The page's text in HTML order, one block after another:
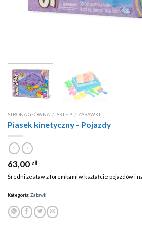
STRONA GŁÓWNA / SKLEP / ZABAWKI
Piasek kinetyczny – Pojazdy
63,00 zł
Średni zestaw z foremkami w kształcie pojazdów i
Kategoria:Zabawki